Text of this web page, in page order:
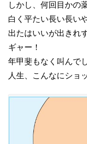
しかし、何回目かの
白く平たい長い長い
出たはいいが出きれ
ギャー！
年甲斐もなく叫んで
人生、こんなにショ